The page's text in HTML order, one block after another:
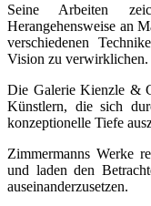
Seine Arbeiten
Herangehensweise an
verschiedenen
Vision zu verwirklichen.
Die Galerie Kienzle &
Künstlern, die sich
konzeptionelle Tiefe
Zimmermanns Werke
und laden den
auseinanderzusetzen.